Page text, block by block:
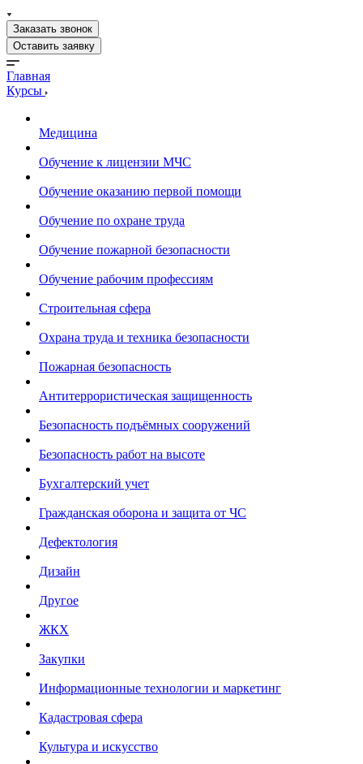
Заказать звонок
Оставить заявку
Главная
Курсы
Медицина
Обучение к лицензии МЧС
Обучение оказанию первой помощи
Обучение по охране труда
Обучение пожарной безопасности
Обучение рабочим профессиям
Строительная сфера
Охрана труда и техника безопасности
Пожарная безопасность
Антитеррористическая защищенность
Безопасность подъёмных сооружений
Безопасность работ на высоте
Бухгалтерский учет
Гражданская оборона и защита от ЧС
Дефектология
Дизайн
Другое
ЖКХ
Закупки
Информационные технологии и маркетинг
Кадастровая сфера
Культура и искусство